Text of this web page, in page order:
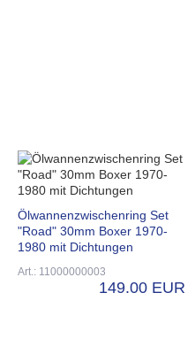
Ölwannenzwischenring Set
"Road" 30mm Boxer 1970-
1980 mit Dichtungen
Art.: 11000000003
149.00 EUR